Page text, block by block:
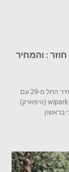
פארק האקסטרים הממוזג WIPARK חוזר : והמחיר
פארק האקסטרים הממוזג WIPARK חוזר : והמחיר החל מ-29 עם
היציאה לחופש הגדול, יפתח פארק האקסטרים wipark (וויפארק)
בראשון